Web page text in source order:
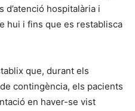
d’atenció hospitalària i
hui i fins que es restablisca
que, durant els
contingència, els pacients
en haver-se vist